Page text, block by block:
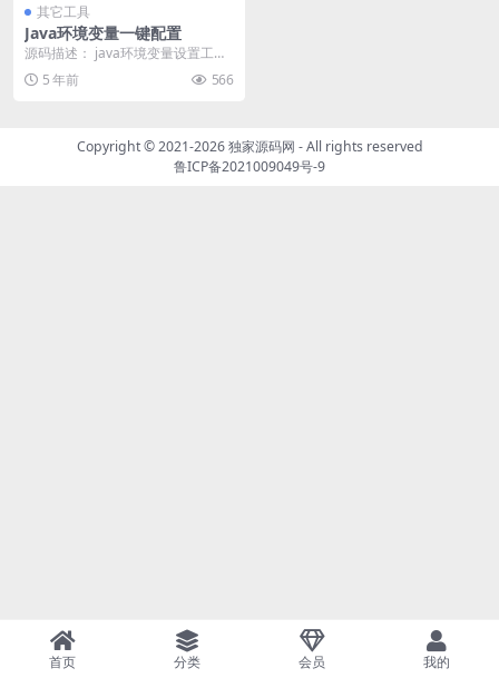
其它工具
Java环境变量一键配置
源码描述： java环境变量设置工具
操作方法 1、启动Java环境变量一
键配置，...
5 年前 566
Copyright © 2021-2026独家源码网 - All rights reserved
鲁ICP备2021009049号-9
首页 分类 会员 我的